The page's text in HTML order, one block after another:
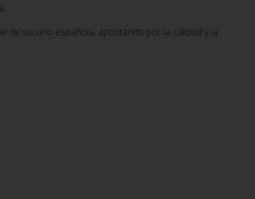
de vacuno española, apostando por la calidad y la